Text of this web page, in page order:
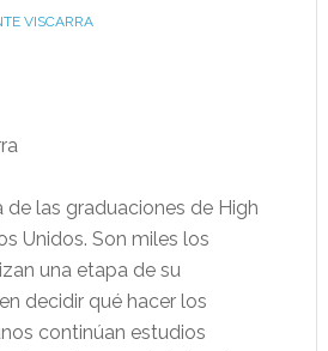
VISCARRA
de las graduaciones de High
Unidos. Son miles los
una etapa de su
decidir qué hacer los
continúan estudios